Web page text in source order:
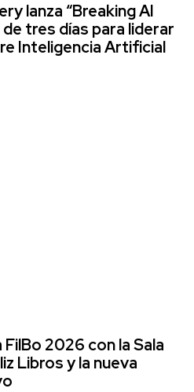
lanza “Breaking AI
tres días para liderar
Inteligencia Artificial
FilBo 2026 con la Sala
Libros y la nueva